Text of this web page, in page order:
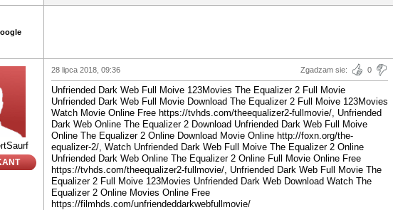
28 lipca 2018, 09:36 Zgadzam sie: 0
Unfriended Dark Web Full Moive 123Movies The Equalizer 2 Full Movie
Unfriended Dark Web Full Movie Download The Equalizer 2 Full Moive 123Movies
Watch Movie Online Free https://tvhds.com/theequalizer2-fullmovie/, Unfriended
Dark Web Online The Equalizer 2 Download Unfriended Dark Web Full Moive
Online The Equalizer 2 Online Download Movie Online http://foxn.org/the-
equalizer-2/, Watch Unfriended Dark Web Full Moive The Equalizer 2 Online
Unfriended Dark Web Online The Equalizer 2 Online Full Movie Online Free
https://tvhds.com/theequalizer2-fullmovie/, Unfriended Dark Web Full Movie The
Equalizer 2 Full Moive 123Movies Unfriended Dark Web Download Watch The
Equalizer 2 Online Movies Online Free
https://filmhds.com/unfriendeddarkwebfullmovie/